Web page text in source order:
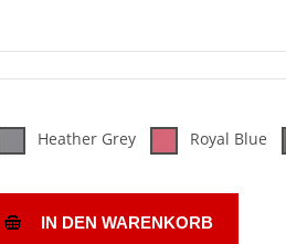
Heather Grey Royal Blue
IN DEN WARENKORB